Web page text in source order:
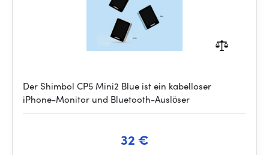
Der Shimbol CP5 Mini2 Blue ist ein kabelloser
iPhone-Monitor und Bluetooth-Auslöser
32 €